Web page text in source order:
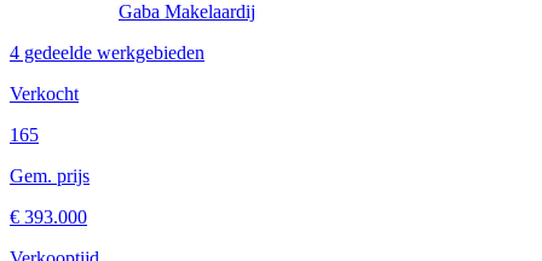
Gaba Makelaardij
4 gedeelde werkgebieden
Verkocht
165
Gem. prijs
€ 393.000